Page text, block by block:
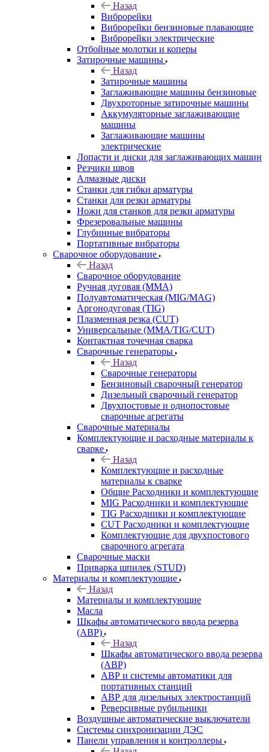
Назад
Виброрейки
Виброрейки бензиновые плавающие
Виброрейки электрические
Отбойные молотки и коперы
Затирочные машины
Назад
Затирочные машины
Заглаживающие машины бензиновые
Двухроторные затирочные машины
Аккумуляторные заглаживающие
машины
Заглаживающие машины
электрические
Лопасти и диски для заглаживающих машин
Резчики швов
Алмазные диски
Станки для гибки арматуры
Станки для резки арматуры
Ножи для станков для резки арматуры
Фрезеровальные машины
Глубинные вибраторы
Портативные вибраторы
Сварочное оборудование
Назад
Сварочное оборудование
Ручная дуговая (MMA)
Полуавтоматическая (MIG/MAG)
Аргонодуговая (TIG)
Плазменная резка (CUT)
Универсальные (MMA/TIG/CUT)
Контактная точечная сварка
Сварочные генераторы
Назад
Сварочные генераторы
Бензиновый сварочный генератор
Дизельный сварочный генератор
Двухпостовые и однопостовые
сварочные агрегаты
Сварочные материалы
Комплектующие и расходные материалы к
сварке
Назад
Комплектующие и расходные
материалы к сварке
Общие Расходники и комплектующие
MIG Расходники и комплектующие
TIG Расходники и комплектующие
CUT Расходники и комплектующие
Комплектующие для двухпостового
сварочного агрегата
Сварочные маски
Приварка шпилек (STUD)
Материалы и комплектующие
Назад
Материалы и комплектующие
Масла
Шкафы автоматического ввода резерва
(АВР)
Назад
Шкафы автоматического ввода резерва
(АВР)
АВР и системы автоматики для
портативных станций
АВР для дизельных электростанций
Реверсивные рубильники
Воздушные автоматические выключатели
Системы синхронизации ДЭС
Панели управления и контроллеры